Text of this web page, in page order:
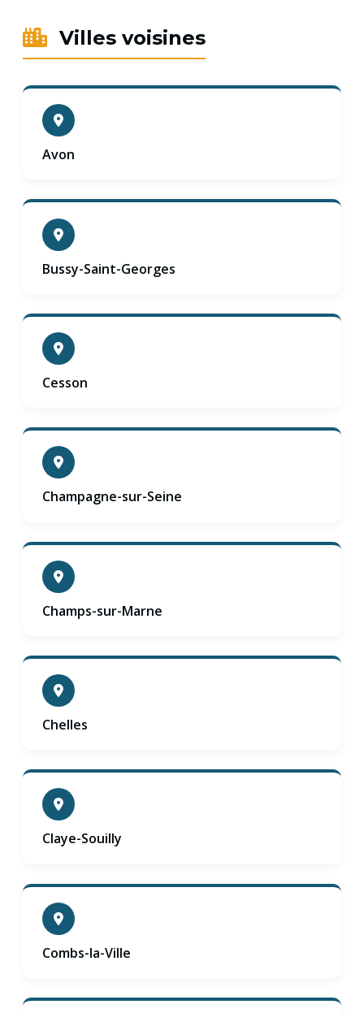
Villes voisines
Avon
Bussy-Saint-Georges
Cesson
Champagne-sur-Seine
Champs-sur-Marne
Chelles
Claye-Souilly
Combs-la-Ville